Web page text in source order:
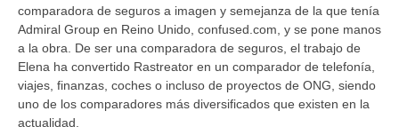
comparadora de seguros a imagen y semejanza de la que tenía
Admiral Group en Reino Unido, confused.com, y se pone manos
a la obra. De ser una comparadora de seguros, el trabajo de
Elena ha convertido Rastreator en un comparador de telefonía,
viajes, finanzas, coches o incluso de proyectos de ONG, siendo
uno de los comparadores más diversificados que existen en la
actualidad.